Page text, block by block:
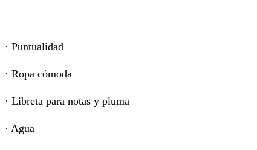
· Puntualidad
· Ropa cómoda
· Libreta para notas y pluma
· Agua